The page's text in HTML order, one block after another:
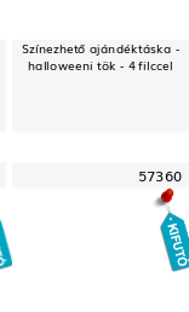
Színezhető ajándéktáska -
halloweeni tök - 4 filccel
57360